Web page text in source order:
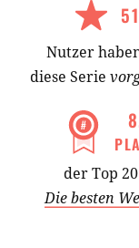
Nutzer
diese Serie
8
der Top
Die besten